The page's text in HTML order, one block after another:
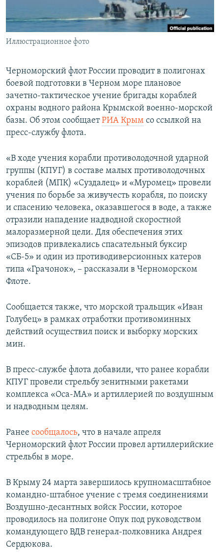
КРЫМ.НЕПОКОРЕННЫЙ
ELIFBE
Все сайты RFE/RL
Иллюстрационное фото
Черноморский флот России проводит в полигонах
боевой подготовки в Черном море плановое
зачетно-тактическое учение бригады кораблей
охраны водного района Крымской военно-морской
базы. Об этом сообщаетРИА Крым со ссылкой на
пресс-службу флота.
«В ходе учения корабли противолодочной ударной
группы (КПУГ) в составе малых противолодочных
кораблей (МПК) «Суздалец» и «Муромец» провели
учения по борьбе за живучесть корабля, по поиску
и спасению человека, оказавшегося в воде, а также
отразили нападение надводной скоростной
малоразмерной цели. Для обеспечения этих
эпизодов привлекались спасательный буксир
«СБ-5» и один из противодиверсионных катеров
типа «Грачонок», – рассказали в Черноморском
Флоте.
Сообщается также, что морской тральщик «Иван
Голубец» в рамках отработки противоминных
действий осуществил поиск и выборку морских
мин.
В пресс-службе флота добавили, что ранее корабли
КПУГ провели стрельбу зенитными ракетами
комплекса «Оса-МА» и артиллерией по воздушным
и надводным целям.
Ранее сообщалось, что в начале апреля
Черноморский флот России провел артиллерийские
стрельбы в море.
В Крыму 24 марта завершилось крупномасштабное
командно-штабное учение с тремя соединениями
Воздушно-десантных войск России, которое
проводилось на полигоне Опук под руководством
командующего ВДВ генерал-полковника Андрея
Сердюкова.